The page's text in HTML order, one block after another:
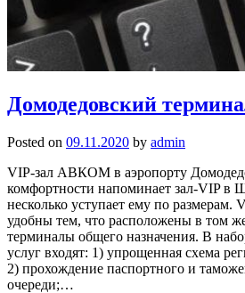
Домодедовский
Posted on 09.11.2020 by admin
VIP-зал АВКОМ в аэропорту
комфортности напоминает зал-VIP в
несколько уступает ему по размерам.
удобны тем, что расположены в том
терминалы общего назначения. В
услуг входят: 1) упрощенная схема
2) прохождение паспортного и
очереди;…